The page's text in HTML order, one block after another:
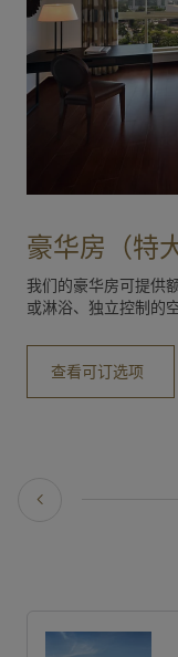
豪华房（特
我们的豪华房可提供
或淋浴、独立控制的
查看可订选项